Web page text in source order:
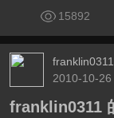
15892
franklin0311
2010-10-26
franklin0311